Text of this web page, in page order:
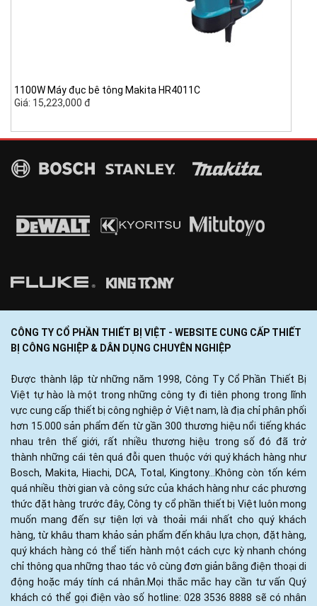
1100W Máy đục bê tông Makita HR4011C
Giá: 15,223,000 đ
CÔNG TY CỔ PHẦN THIẾT BỊ VIỆT - WEBSITE CUNG CẤP THIẾT
BỊ CÔNG NGHIỆP & DÂN DỤNG CHUYÊN NGHIỆP
Được thành lập từ những năm 1998, Công Ty Cổ Phần Thiết Bị
Việt tự hào là một trong những công ty đi tiên phong trong lĩnh
vực cung cấp thiết bị công nghiệp ở Việt nam, là địa chỉ phân phối
hơn 15.000 sản phẩm đến từ gần 300 thương hiệu nổi tiếng khác
nhau trên thế giới, rất nhiều thương hiệu trong số đó đã trở
thành những cái tên quá đỗi quen thuộc với quý khách hàng như
Bosch, Makita, Hiachi, DCA, Total, Kingtony...Không còn tốn kém
quá nhiều thời gian và công sức của khách hàng như các phương
thức đặt hàng trước đây, Công ty cổ phần thiết bị Việt luôn mong
muốn mang đến sự tiện lợi và thoải mái nhất cho quý khách
hàng, từ khâu tham khảo sản phẩm đến khâu lựa chọn, đặt hàng,
quý khách hàng có thể tiến hành một cách cực kỳ nhanh chóng
chỉ thông qua những thao tác vô cùng đơn giản bằng điện thoại di
động hoặc máy tính cá nhân.Mọi thắc mắc hay cần tư vấn Quý
khách có thể gọi điện vào số hotline: 028 3536 8888 sẽ có nhân